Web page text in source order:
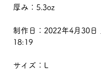
厚み：5.3oz
制作日：2022年4月30日
18:19
サイズ：L